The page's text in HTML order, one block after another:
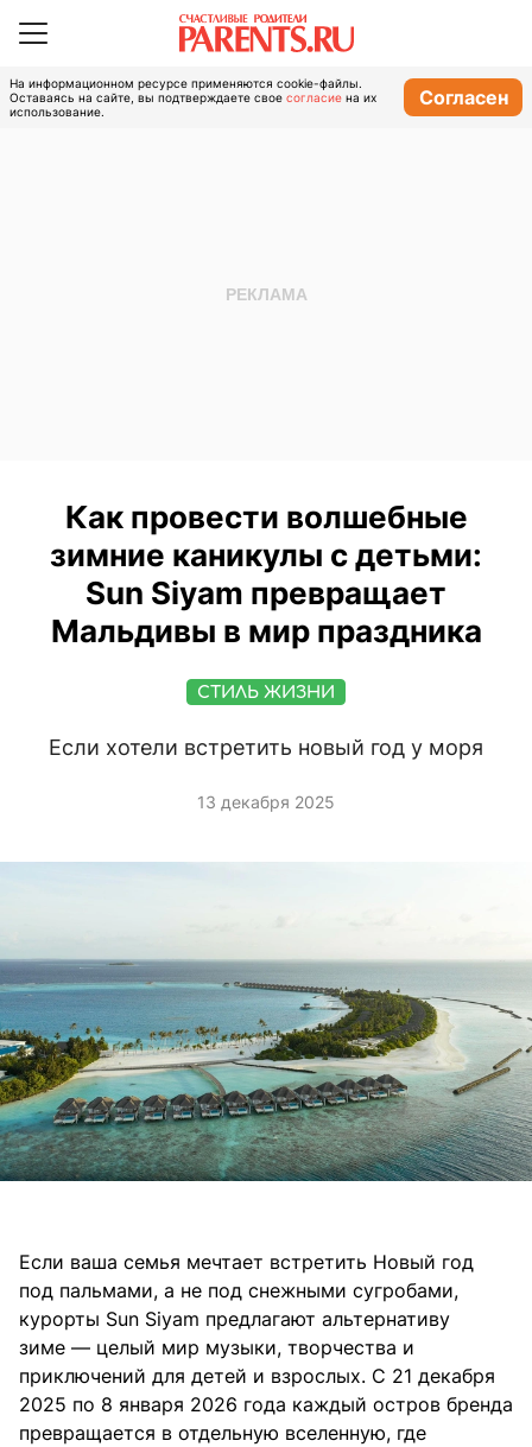
На информационном ресурсе применяются cookie-файлы.
Оставаясь на сайте, вы подтверждаете свое согласие на их
использование.
Согласен
Как провести волшебные
зимние каникулы с детьми:
Sun Siyam превращает
Мальдивы в мир праздника
СТИЛЬ ЖИЗНИ
Если хотели встретить новый год у моря
13 декабря 2025
Если ваша семья мечтает встретить Новый год
под пальмами, а не под снежными сугробами,
курорты Sun Siyam предлагают альтернативу
зиме — целый мир музыки, творчества и
приключений для детей и взрослых. С 21 декабря
2025 по 8 января 2026 года каждый остров бренда
превращается в отдельную вселенную, где